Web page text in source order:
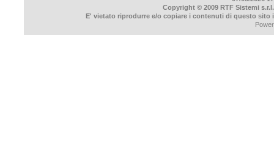
Copyright © 2009 RTF Sistemi
E' vietato riprodurre e/o copiare i contenuti di questo